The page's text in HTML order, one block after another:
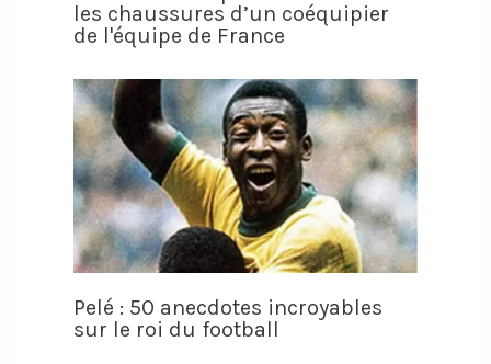
les chaussures d’un coéquipier
de l'équipe de France
Pelé : 50 anecdotes incroyables
sur le roi du football